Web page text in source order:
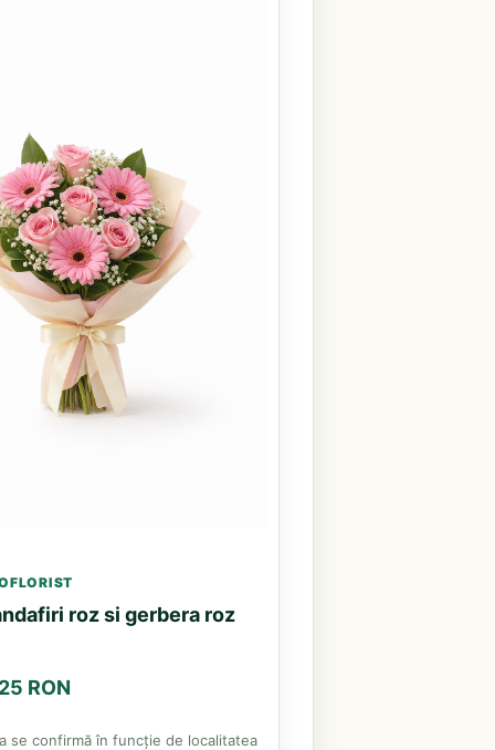
roz si gerbera roz
RON
se confirmă în funcție de localitatea